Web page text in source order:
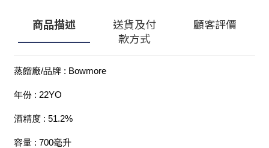
商品描述
送貨及付
款方式
顧客評價
蒸餾廠/品牌 : Bowmore
年份 : 22YO
酒精度 : 51.2%
容量 : 700毫升